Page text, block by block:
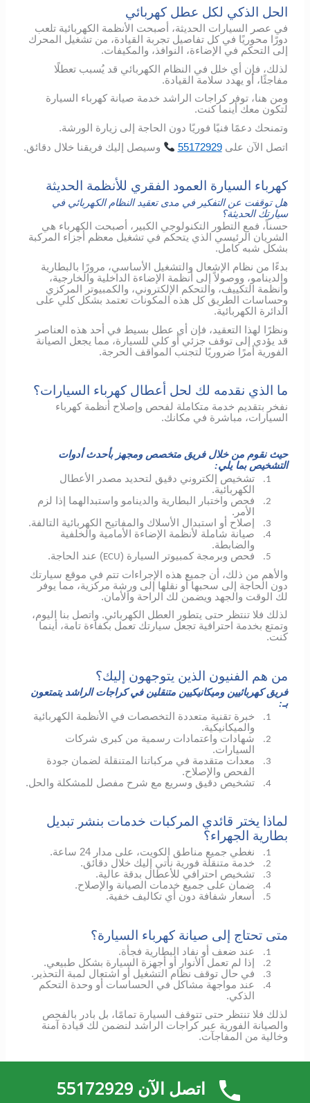
الحل الذكي لكل عطل كهربائي
في عصر السيارات الحديثة، أصبحت الأنظمة الكهربائية تلعب
دورًا محوريًا في كل تفاصيل تجربة القيادة، من تشغيل المحرك
إلى التحكم في الإضاءة، النوافذ، والمكيفات.
لذلك، فإن أي خلل في النظام الكهربائي قد يُسبب تعطلًا
مفاجئًا، أو يهدد سلامة القيادة.
ومن هنا، توفر كراجات الراشد خدمة صيانة كهرباء السيارة
لتكون معك أينما كنت.
وتمنحك دعمًا فنيًا فوريًا دون الحاجة إلى زيارة الورشة.
اتصل
الآن على 55172929 وسيصل إليك فريقنا خلال دقائق.
كهرباء السيارة العمود الفقري للأنظمة الحديثة
هل توقفت عن التفكير في مدى تعقيد النظام الكهربائي في
سيارتك الحديثة؟
حسناً، فمع التطور التكنولوجي الكبير، أصبحت الكهرباء هي
الشريان الرئيسي الذي يتحكم في تشغيل معظم أجزاء المركبة
بشكل شبه كامل.
بدءًا من نظام الإشعال والتشغيل الأساسي، مرورًا بالبطارية
والدينامو، ووصولاً إلى أنظمة الإضاءة الداخلية والخارجية،
وأنظمة التكييف، والتحكم الإلكتروني، والكمبيوتر المركزي
وحساسات الطريق كل هذه المكونات تعتمد بشكل كلي على
الدائرة الكهربائية.
ونظرًا لهذا التعقيد، فإن أي عطل بسيط في أحد هذه العناصر
قد يؤدي إلى توقف جزئي أو كلي للسيارة، مما يجعل الصيانة
الفورية أمرًا ضروريًا لتجنب المواقف الحرجة.
ما الذي نقدمه لك لحل أعطال كهرباء السيارات؟
نفخر بتقديم خدمة متكاملة لفحص وإصلاح أنظمة كهرباء
السيارات، مباشرة في مكانك.
حيث نقوم من خلال فريق متخصص ومجهز بأحدث أدوات
التشخيص بما يلي:
1.
تشخيص إلكتروني دقيق لتحديد مصدر الأعطال
الكهربائية.
2.
فحص واختبار البطارية والدينامو واستبدالهما إذا لزم
الأمر.
3. إصلاح أو استبدال الأسلاك والمفاتيح الكهربائية التالفة.
4.
صيانة شاملة لأنظمة الإضاءة الأمامية والخلفية
والضابطة.
5. فحص وبرمجة كمبيوتر السيارة (ECU) عند الحاجة.
والأهم من ذلك، أن جميع هذه الإجراءات تتم في موقع سيارتك
دون الحاجة إلى سحبها أو نقلها إلى ورشة مركزية، مما يوفر
لك الوقت والجهد ويضمن لك الراحة والأمان.
لذلك فلا تنتظر حتى يتطور العطل الكهربائي. واتصل بنا اليوم،
وتمتع بخدمة احترافية تجعل سيارتك تعمل بكفاءة تامة، أينما
كنت.
من هم الفنيون الذين يتوجهون إليك؟
فريق كهربائيين وميكانيكيين متنقلين في كراجات الراشد يتمتعون
بـ:
1.
خبرة تقنية متعددة التخصصات في الأنظمة الكهربائية
والميكانيكية.
2.
شهادات واعتمادات رسمية من كبرى شركات
السيارات.
3.
معدات متقدمة في مركباتنا المتنقلة لضمان جودة
الفحص والإصلاح.
4. تشخيص دقيق وسريع مع شرح مفصل للمشكلة والحل.
لماذا يختر قائدي المركبات خدمات بنشر تبديل
بطارية الجهراء؟
1. نغطي جميع مناطق الكويت، على مدار 24 ساعة.
2. خدمة متنقلة فورية نأتي إليك خلال دقائق.
3. تشخيص احترافي للأعطال بدقة عالية.
4. ضمان على جميع خدمات الصيانة والإصلاح.
5. أسعار شفافة دون أي تكاليف خفية.
متى تحتاج إلى صيانة كهرباء السيارة؟
1. عند ضعف أو نفاد البطارية فجأة.
2. إذا لم تعمل الأنوار أو أجهزة السيارة بشكل طبيعي.
3. في حال توقف نظام التشغيل أو اشتعال لمبة التحذير.
4.
عند مواجهة مشاكل في الحساسات أو وحدة التحكم
الذكي.
لذلك فلا تنتظر حتى تتوقف السيارة تمامًا، بل بادر بالفحص
والصيانة الفورية عبر كراجات الراشد لنضمن لك قيادة آمنة
وخالية من المفاجآت.
صيانة سيارات 24 ساعة في الكويت بنشر
تبديل بطارية الجهراء
اتصل الآن 55172929